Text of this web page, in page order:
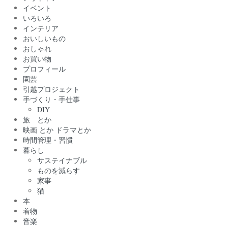
イベント
いろいろ
インテリア
おいしいもの
おしゃれ
お買い物
プロフィール
園芸
引越プロジェクト
手づくり・手仕事
DIY
旅 とか
映画 とか ドラマとか
時間管理・習慣
暮らし
サステイナブル
ものを減らす
家事
猫
本
着物
音楽